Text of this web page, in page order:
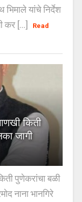
यांचे निर्देश
कर [...]
Read
किती
जागी
पुणेकरांचा बळी
नाना भानगिरे